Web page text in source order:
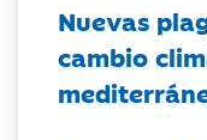
Nuevas
cambio